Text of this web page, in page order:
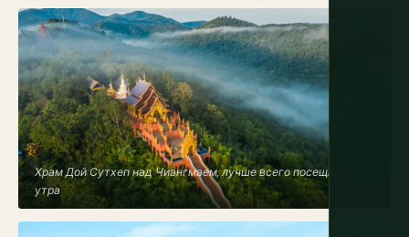
Храм Дой Сутхеп над Чиангмаем, лучше всего посещать до 7
утра